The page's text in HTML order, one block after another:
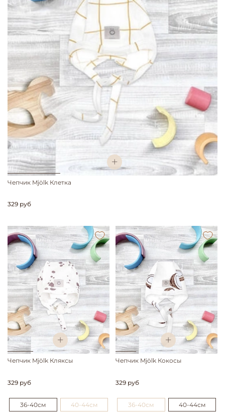
Чепчик Mjölk Клетка
329 руб
Чепчик Mjölk Кляксы
329 руб
36-40см 40-44см
Чепчик Mjölk Кокосы
329 руб
36-40см 40-44см